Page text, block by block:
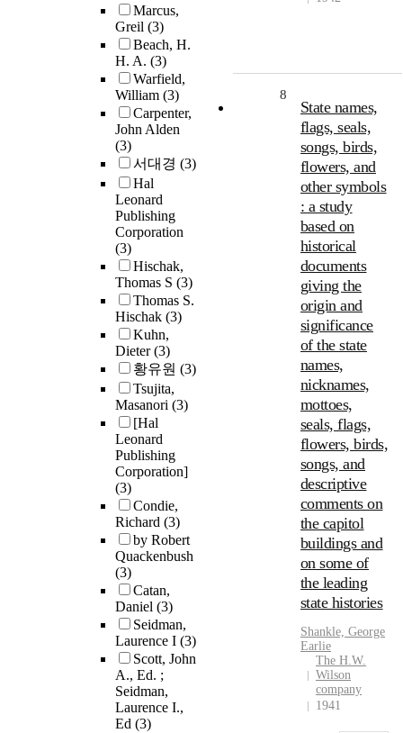
Marcus,
Greil (3)
Beach, H.
H. A. (3)
Warfield,
William (3)
Carpenter,
John Alden
(3)
서대경 (3)
Hal
Leonard
Publishing
Corporation
(3)
Hischak,
Thomas S (3)
Thomas S.
Hischak (3)
Kuhn,
Dieter(3)
황유원 (3)
Tsujita,
Masanori (3)
[Hal
Leonard
Publishing
Corporation]
(3)
Condie,
Richard (3)
by Robert
Quackenbush
(3)
Catan,
Daniel (3)
Seidman,
Laurence I (3)
Scott, John
A., Ed. ;
Seidman,
Laurence I.,
Ed (3)
8
State names,
flags, seals,
songs, birds,
flowers, and
other symbols
: a study
based on
historical
documents
giving the
origin and
significance
of the state
names,
nicknames,
mottoes,
seals, flags,
flowers, birds,
songs, and
descriptive
comments on
the capitol
buildings and
on some of
the leading
state histories
Shankle, George
Earlie
The H.W.
Wilson
company
1941